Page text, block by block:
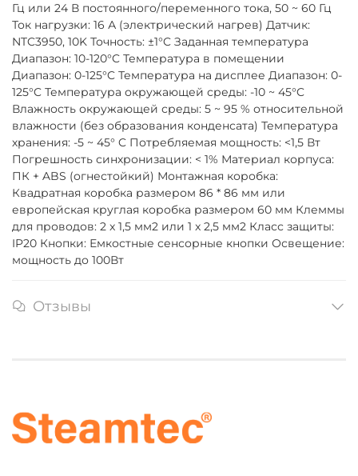
Гц или 24 В постоянного/переменного тока, 50 ~ 60 Гц
Ток нагрузки: 16 А (электрический нагрев) Датчик:
NTC3950, 10K Точность: ±1°C Заданная температура
Диапазон: 10-120°C Температура в помещении
Диапазон: 0-125°C Температура на дисплее Диапазон: 0-
125°C Температура окружающей среды: -10 ~ 45°C
Влажность окружающей среды: 5 ~ 95 % относительной
влажности (без образования конденсата) Температура
хранения: -5 ~ 45° C Потребляемая мощность: <1,5 Вт
Погрешность синхронизации: < 1% Материал корпуса:
ПК + ABS (огнестойкий) Монтажная коробка:
Квадратная коробка размером 86 * 86 мм или
европейская круглая коробка размером 60 мм Клеммы
для проводов: 2 x 1,5 мм2 или 1 x 2,5 мм2 Класс защиты:
IP20 Кнопки: Емкостные сенсорные кнопки Освещение:
мощность до 100Вт
Отзывы